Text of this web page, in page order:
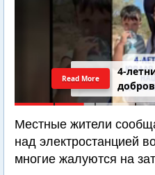
4-
Read More
Местные жители
над электростанцией
многие жалуются на